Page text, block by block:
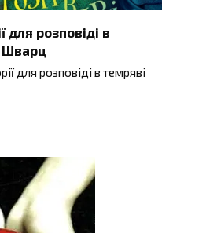
для розповіді в
Шварц
для розповіді в темряві